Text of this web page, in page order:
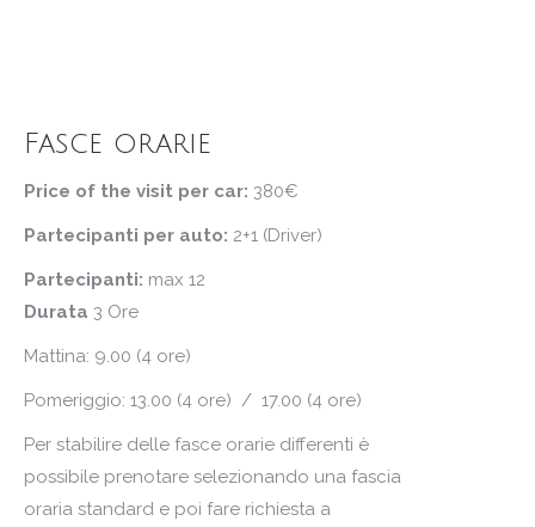
Fasce orarie
Price of the visit per car: 380€
Partecipanti per auto: 2+1 (Driver)
Partecipanti: max 12
Durata 3 Ore
Mattina: 9.00 (4 ore)
Pomeriggio: 13.00 (4 ore) / 17.00 (4 ore)
Per stabilire delle fasce orarie differenti è
possibile prenotare selezionando una fascia
oraria standard e poi fare richiesta a